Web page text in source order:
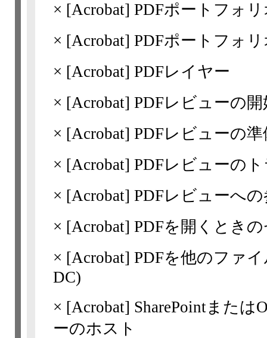
× [Acrobat] PDFポートフォ
× [Acrobat] PDFポートフォ
× [Acrobat] PDFレイヤー
× [Acrobat] PDFレビューの開
× [Acrobat] PDFレビューの準
× [Acrobat] PDFレビューの
× [Acrobat] PDFレビューへ
× [Acrobat] PDFを開くとき
× [Acrobat] PDFを他のファ
DC)
× [Acrobat] SharePointまた
ーのホスト